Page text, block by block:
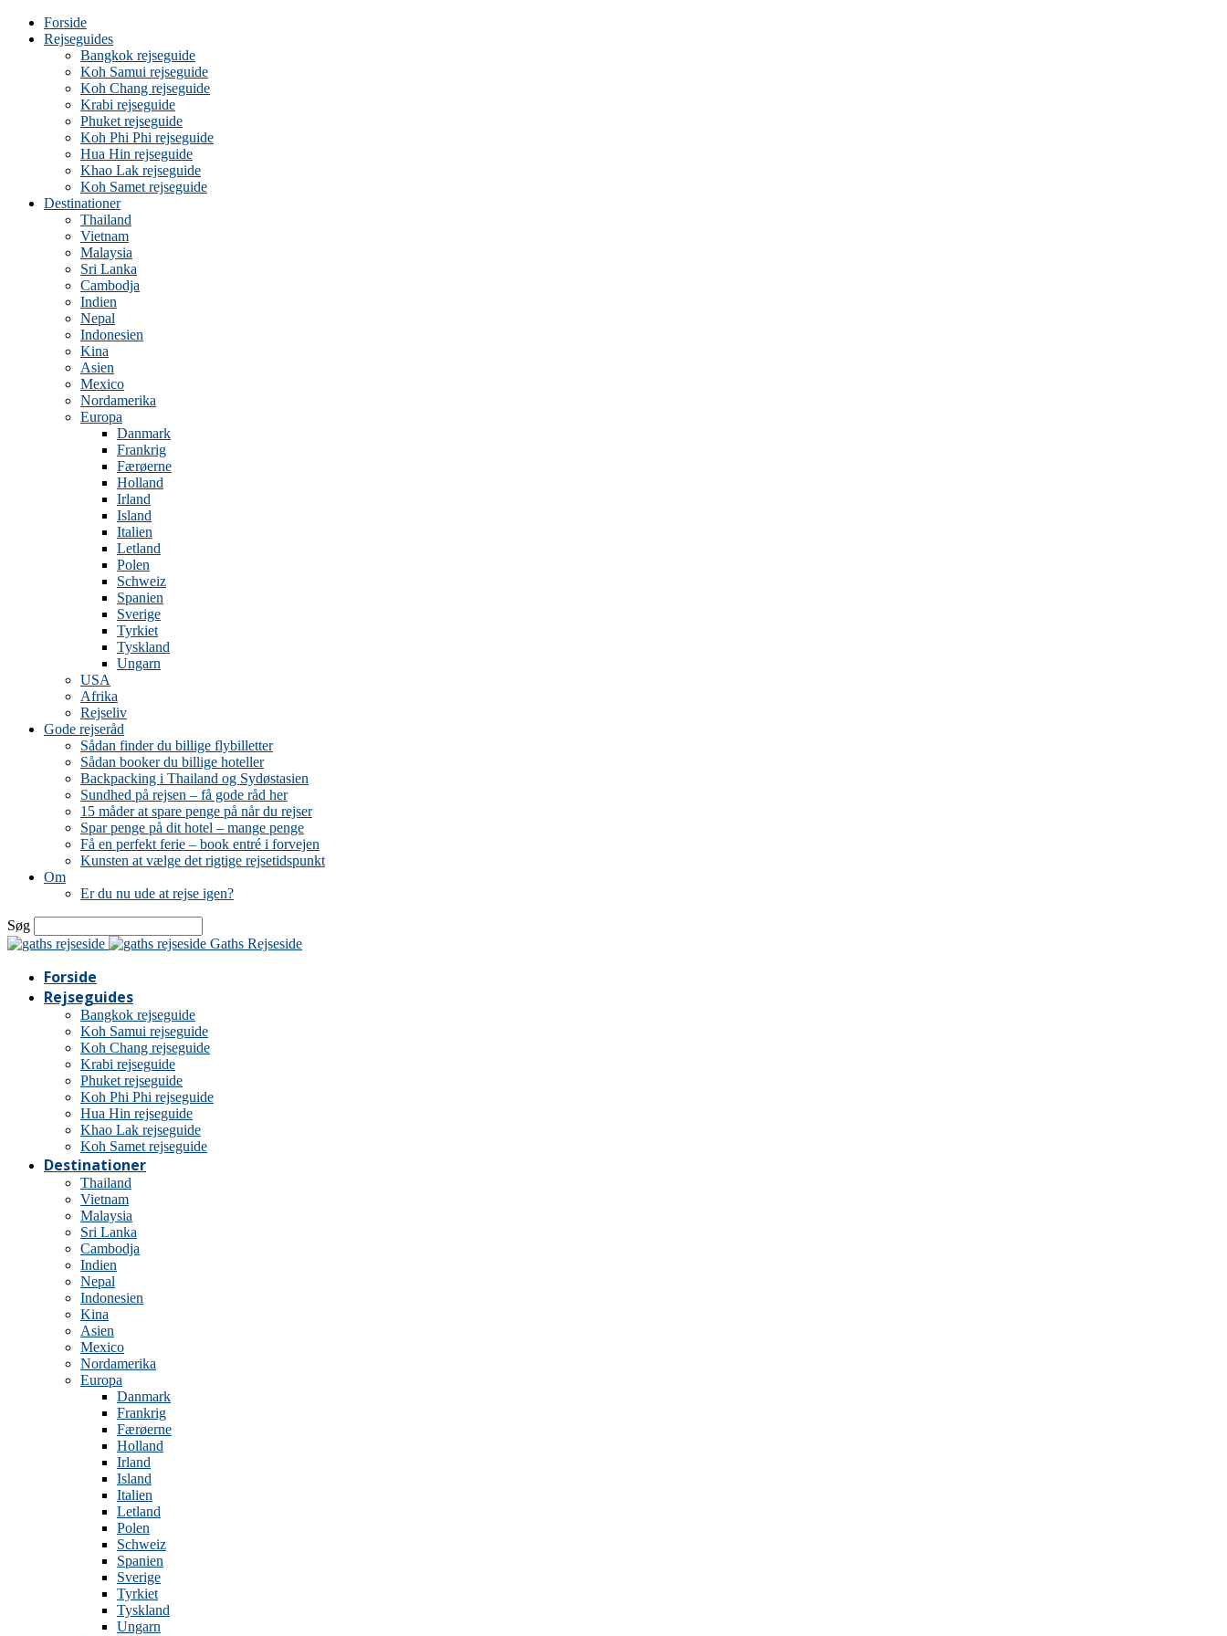
Forside
Rejseguides
Bangkok rejseguide
Koh Samui rejseguide
Koh Chang rejseguide
Krabi rejseguide
Phuket rejseguide
Koh Phi Phi rejseguide
Hua Hin rejseguide
Khao Lak rejseguide
Koh Samet rejseguide
Destinationer
Thailand
Vietnam
Malaysia
Sri Lanka
Cambodja
Indien
Nepal
Indonesien
Kina
Asien
Mexico
Nordamerika
Europa
Danmark
Frankrig
Færøerne
Holland
Irland
Island
Italien
Letland
Polen
Schweiz
Spanien
Sverige
Tyrkiet
Tyskland
Ungarn
USA
Afrika
Rejseliv
Gode rejseråd
Sådan finder du billige flybilletter
Sådan booker du billige hoteller
Backpacking i Thailand og Sydøstasien
Sundhed på rejsen – få gode råd her
15 måder at spare penge på når du rejser
Spar penge på dit hotel – mange penge
Få en perfekt ferie – book entré i forvejen
Kunsten at vælge det rigtige rejsetidspunkt
Om
Er du nu ude at rejse igen?
Søg
Gaths Rejseside
Forside
Rejseguides
Bangkok rejseguide
Koh Samui rejseguide
Koh Chang rejseguide
Krabi rejseguide
Phuket rejseguide
Koh Phi Phi rejseguide
Hua Hin rejseguide
Khao Lak rejseguide
Koh Samet rejseguide
Destinationer
Thailand
Vietnam
Malaysia
Sri Lanka
Cambodja
Indien
Nepal
Indonesien
Kina
Asien
Mexico
Nordamerika
Europa
Danmark
Frankrig
Færøerne
Holland
Irland
Island
Italien
Letland
Polen
Schweiz
Spanien
Sverige
Tyrkiet
Tyskland
Ungarn